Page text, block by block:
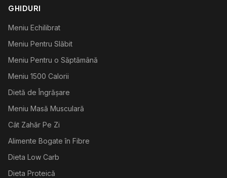
GHIDURI
Meniu Echilibrat
Meniu Pentru Slăbit
Meniu Pentru o Săptămână
Meniu 1500 Calorii
Dietă de Îngrășare
Meniu Masă Musculară
Cât Zahăr Pe Zi
Alimente Bogate în Fibre
Dieta Low Carb
Dieta Proteică